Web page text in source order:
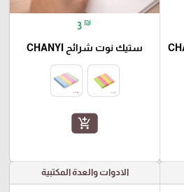
3 ₪
ستيك نوت شرائح CHANYI
add_shopping_cart
الادوات والعدة المكتبية